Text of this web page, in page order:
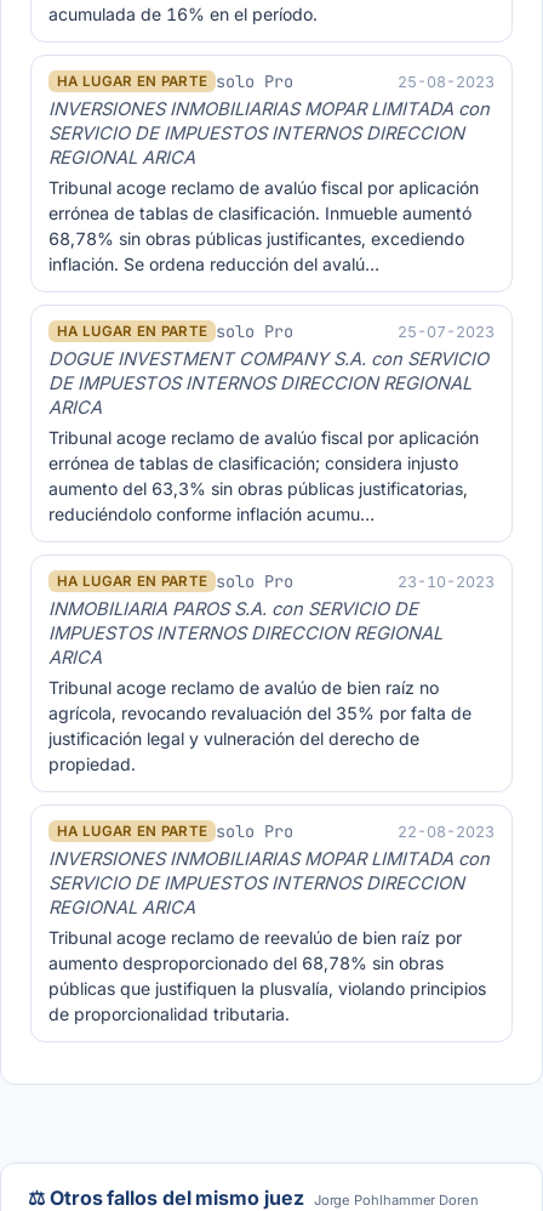
acumulada de 16% en el período.
HA LUGAR EN PARTE solo Pro 25-08-2023
INVERSIONES INMOBILIARIAS MOPAR LIMITADA con
SERVICIO DE IMPUESTOS INTERNOS DIRECCION
REGIONAL ARICA
Tribunal acoge reclamo de avalúo fiscal por aplicación
errónea de tablas de clasificación. Inmueble aumentó
68,78% sin obras públicas justificantes, excediendo
inflación. Se ordena reducción del avalú…
HA LUGAR EN PARTE solo Pro 25-07-2023
DOGUE INVESTMENT COMPANY S.A. con SERVICIO
DE IMPUESTOS INTERNOS DIRECCION REGIONAL
ARICA
Tribunal acoge reclamo de avalúo fiscal por aplicación
errónea de tablas de clasificación; considera injusto
aumento del 63,3% sin obras públicas justificatorias,
reduciéndolo conforme inflación acumu…
HA LUGAR EN PARTE solo Pro 23-10-2023
INMOBILIARIA PAROS S.A. con SERVICIO DE
IMPUESTOS INTERNOS DIRECCION REGIONAL
ARICA
Tribunal acoge reclamo de avalúo de bien raíz no
agrícola, revocando revaluación del 35% por falta de
justificación legal y vulneración del derecho de
propiedad.
HA LUGAR EN PARTE solo Pro 22-08-2023
INVERSIONES INMOBILIARIAS MOPAR LIMITADA con
SERVICIO DE IMPUESTOS INTERNOS DIRECCION
REGIONAL ARICA
Tribunal acoge reclamo de reevalúo de bien raíz por
aumento desproporcionado del 68,78% sin obras
públicas que justifiquen la plusvalía, violando principios
de proporcionalidad tributaria.
⚖️ Otros fallos del mismo juez Jorge Pohlhammer Doren